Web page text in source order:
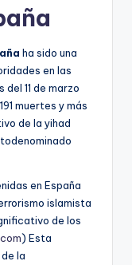
ha sido una
en las
11 de marzo
muertes y más
de la yihad
en España
islamista
de los
) Esta
la